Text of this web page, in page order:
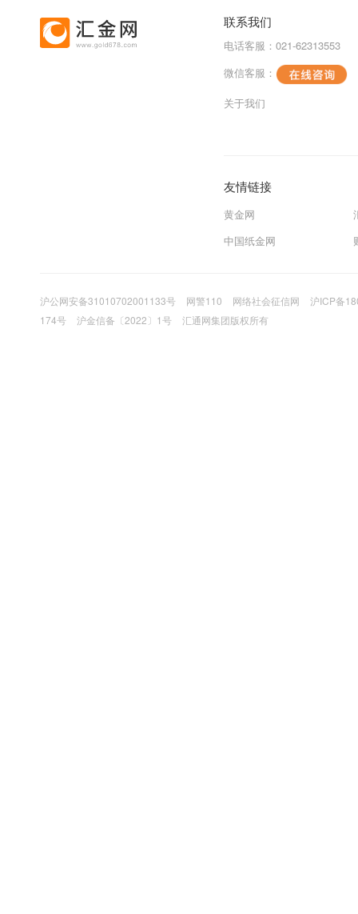
联系我们
电话客服：021-62313553
微信客服：
关于我们
友情链接
黄金网
中国纸金网
沪公网安备31010702001133号 网警110 网络社会征信网
沪ICP备
174号
沪金信备〔2022〕1号 汇通网集团版权所有